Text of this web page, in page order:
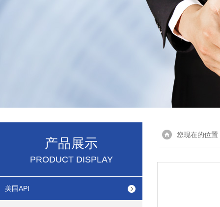
产品展示
PRODUCT DISPLAY
美国API
您现在的位置